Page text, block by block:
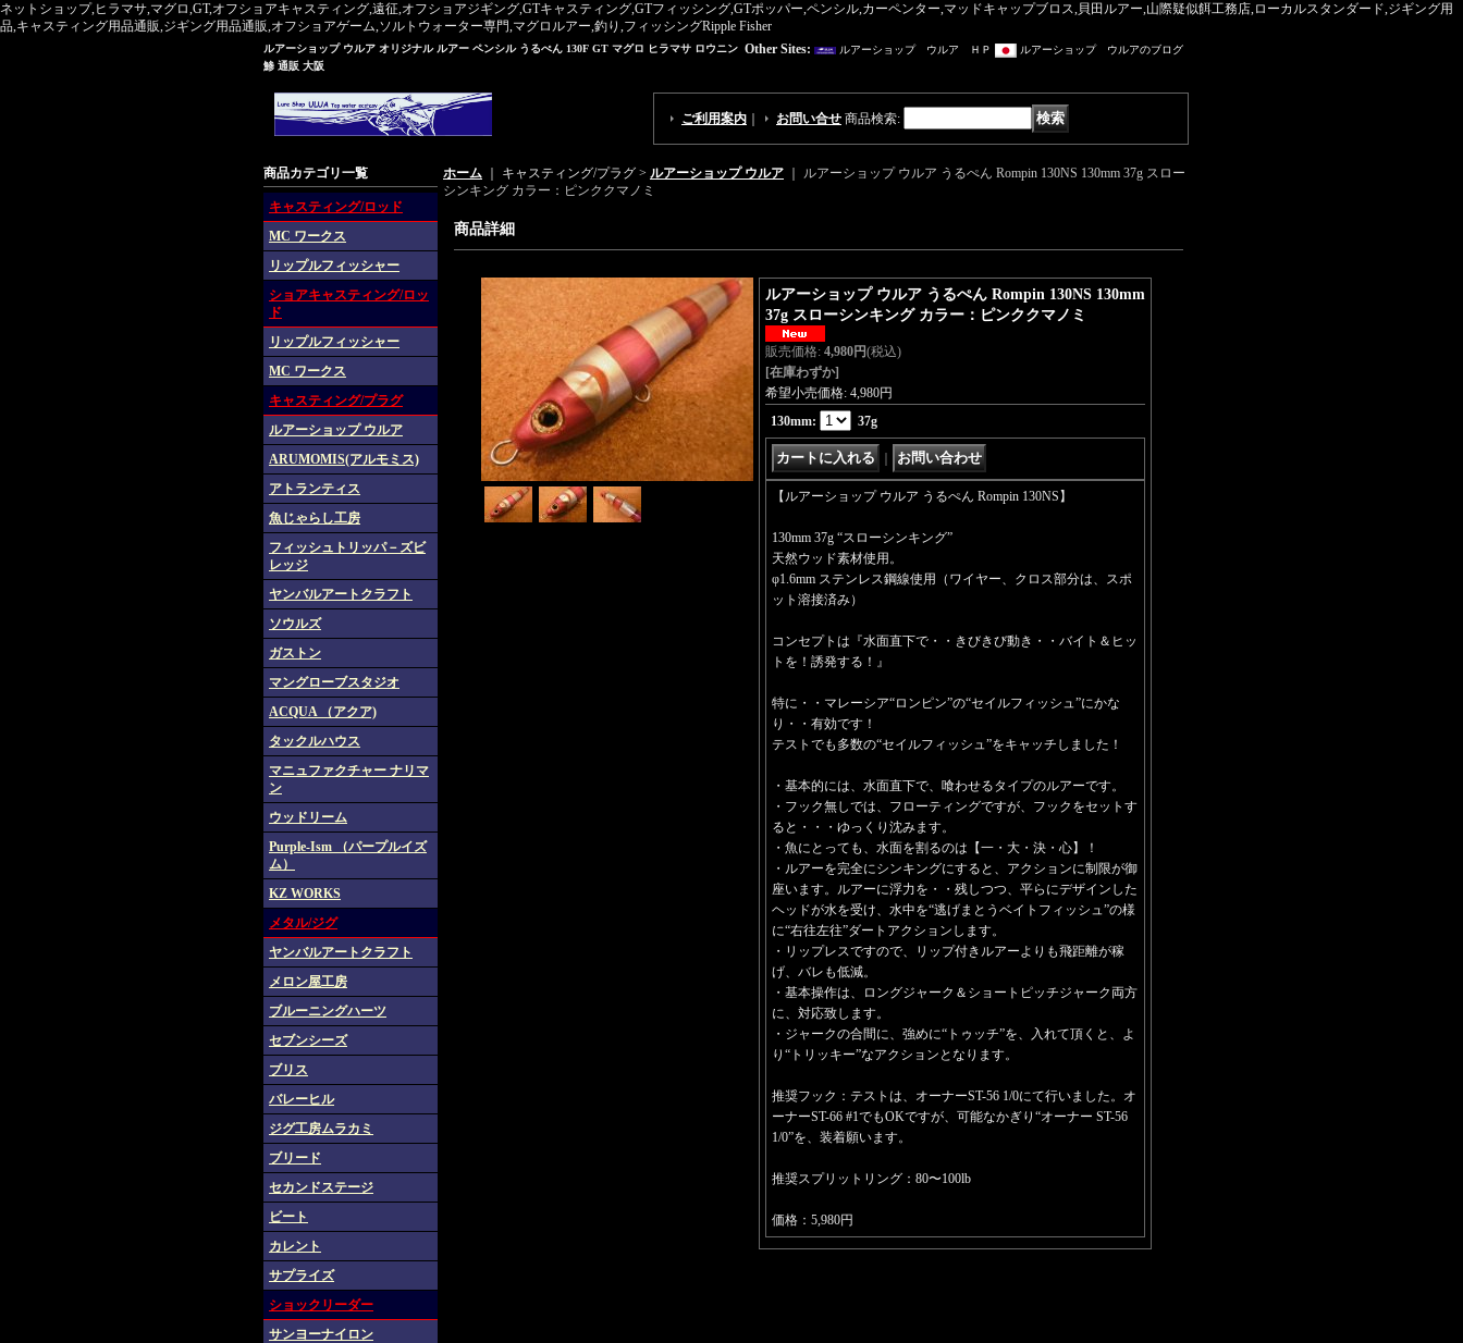
ネットショップ,ヒラマサ,マグロ,GT,オフショアキャスティング,遠征,オフショアジギング,GTキャスティング,GTフィッシング,GTポッパー,ペンシル,カーペンター,マッドキャップブロス,貝田ルアー,山際疑似餌工務店,ローカルスタンダード,ジギング用
品,キャスティング用品通販,ジギング用品通販,オフショアゲーム,ソルトウォーター専門,マグロルアー,釣り,フィッシングRipple Fisher
Other Sites:
ルアーショップ ウルア ＨＰ ルアーショップ ウルアのブログ
ルアーショップ ウルア オリジナル ルアー ペンシル うるぺん 130F GT マグロ ヒラマサ ロウニン
鯵 通販 大阪
ご利用案内 お問い合せ 商品検索:
商品カテゴリ一覧
キャスティング/ロッド
MC ワークス
リップルフィッシャー
ショアキャスティング/ロッ
ド
リップルフィッシャー
MC ワークス
キャスティング/プラグ
ルアーショップ ウルア
ARUMOMIS(アルモミス)
アトランティス
魚じゃらし工房
フィッシュトリッパ－ズビ
レッジ
ヤンバルアートクラフト
ソウルズ
ガストン
マングローブスタジオ
ACQUA （アクア)
タックルハウス
マニュファクチャー ナリマ
ン
ウッドリーム
Purple-Ism （パープルイズ
ム）
KZ WORKS
メタル/ジグ
ヤンバルアートクラフト
メロン屋工房
ブルーニングハーツ
セブンシーズ
ブリス
バレーヒル
ジグ工房ムラカミ
ブリード
セカンドステージ
ビート
カレント
サプライズ
ショックリーダー
サンヨーナイロン
ホーム ｜ キャスティング/プラグ > ルアーショップ ウルア
ルアーショップ ウルア うるぺん Rompin 130NS 130mm 37g スロー
シンキング カラー：ピンククマノミ
商品詳細
ルアーショップ ウルア うるぺん Rompin 130NS 130mm
37g スローシンキング カラー：ピンククマノミ
販売価格: 4,980円(税込)
[在庫わずか]
希望小売価格: 4,980円
130mm: 37g
【ルアーショップ ウルア うるぺん Rompin 130NS】
130mm 37g “スローシンキング”
天然ウッド素材使用。
φ1.6mm ステンレス鋼線使用（ワイヤー、クロス部分は、スポ
ット溶接済み）
コンセプトは『水面直下で・・きびきび動き・・バイト＆ヒッ
トを！誘発する！』
特に・・マレーシア“ロンピン”の“セイルフィッシュ”にかな
り・・有効です！
テストでも多数の“セイルフィッシュ”をキャッチしました！
・基本的には、水面直下で、喰わせるタイプのルアーです。
・フック無しでは、フローティングですが、フックをセットす
ると・・・ゆっくり沈みます。
・魚にとっても、水面を割るのは【一・大・決・心】！
・ルアーを完全にシンキングにすると、アクションに制限が御
座います。ルアーに浮力を・・残しつつ、平らにデザインした
ヘッドが水を受け、水中を“逃げまとうベイトフィッシュ”の様
に“右往左往”ダートアクションします。
・リップレスですので、リップ付きルアーよりも飛距離が稼
げ、バレも低減。
・基本操作は、ロングジャーク＆ショートピッチジャーク両方
に、対応致します。
・ジャークの合間に、強めに“トゥッチ”を、入れて頂くと、よ
り“トリッキー”なアクションとなります。
推奨フック：テストは、オーナーST-56 1/0にて行いました。オ
ーナーST-66 #1でもOKですが、可能なかぎり“オーナー ST-56
1/0”を、装着願います。
推奨スプリットリング：80〜100lb
価格：5,980円